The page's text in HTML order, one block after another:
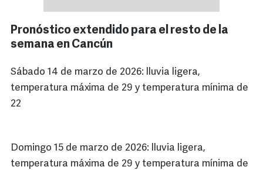
Pronóstico extendido para el resto de la
semana en Cancún
Sábado 14 de marzo de 2026: lluvia ligera,
temperatura máxima de 29 y temperatura mínima de
22
Domingo 15 de marzo de 2026: lluvia ligera,
temperatura máxima de 29 y temperatura mínima de